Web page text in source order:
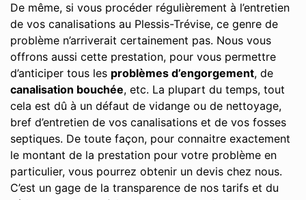
De même, si vous procéder régulièrement à l’entretien
de vos canalisations au Plessis-Trévise, ce genre de
problème n’arriverait certainement pas. Nous vous
offrons aussi cette prestation, pour vous permettre
d’anticiper tous les problèmes d’engorgement, de
canalisation bouchée, etc. La plupart du temps, tout
cela est dû à un défaut de vidange ou de nettoyage,
bref d’entretien de vos canalisations et de vos fosses
septiques. De toute façon, pour connaitre exactement
le montant de la prestation pour votre problème en
particulier, vous pourrez obtenir un devis chez nous.
C’est un gage de la transparence de nos tarifs et du